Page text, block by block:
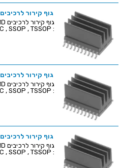
גוף קירור לרכיבים CASE A 22MM - SMD
: SOIC , SSOP , TSSOP ♦ התנ...
גוף קירור לרכיבים CASE B 10MM - SMD
: SOIC , SSOP , TSSOP ♦ התנ...
גוף קירור לרכיבים CASE B 13MM - SMD
: SOIC , SSOP , TSSOP ♦ התנ...